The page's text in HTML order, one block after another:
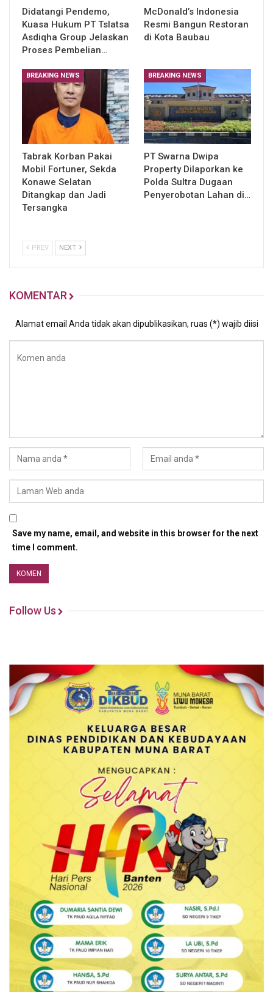
Didatangi Pendemo,
Kuasa Hukum PT Tslatsa
Asdiqha Group Jelaskan
Proses Pembelian…
McDonald’s Indonesia
Resmi Bangun Restoran
di Kota Baubau
BREAKING NEWS
Tabrak Korban Pakai
Mobil Fortuner, Sekda
Konawe Selatan
Ditangkap dan Jadi
Tersangka
BREAKING NEWS
PT Swarna Dwipa
Property Dilaporkan ke
Polda Sultra Dugaan
Penyerobotan Lahan di…
PREV NEXT
KOMENTAR
Alamat email Anda tidak akan dipublikasikan, ruas (*) wajib diisi
Save my name, email, and website in this browser for the next
time I comment.
Follow Us